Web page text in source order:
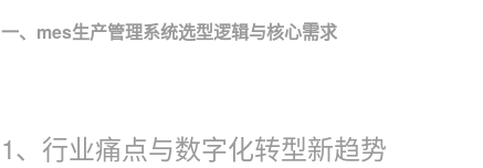
一、mes生产管理系统选型逻辑与核心需求
1、行业痛点与数字化转型新趋势